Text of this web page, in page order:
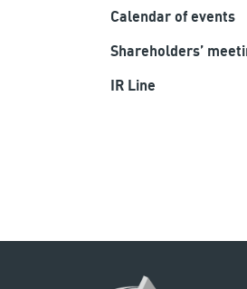
Calendar of events
Shareholders’
IR Line